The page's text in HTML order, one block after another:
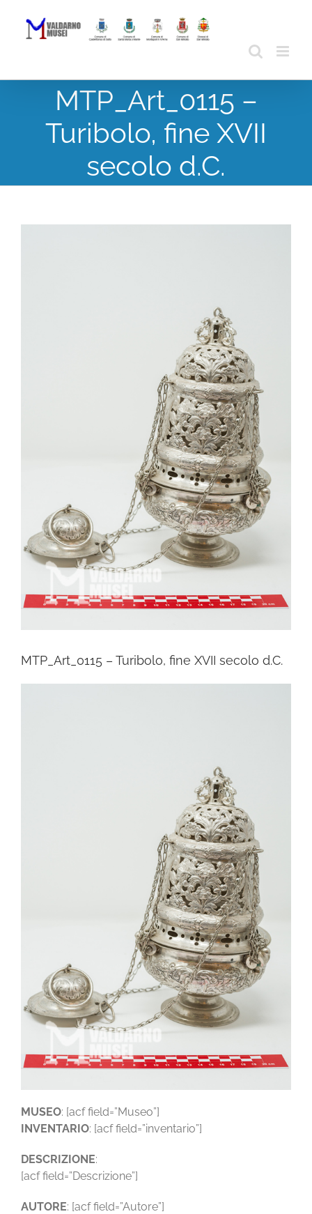
content
MTP_Art_0115 –
Turibolo, fine XVII
secolo d.C.
MTP_Art_0115 – Turibolo, fine XVII secolo d.C.
MUSEO: [acf field=”Museo”]
INVENTARIO: [acf field=”inventario”]
DESCRIZIONE:
[acf field=”Descrizione”]
AUTORE: [acf field=”Autore”]